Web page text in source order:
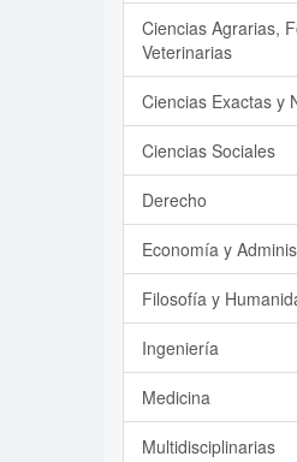
Ciencias Agrarias,
Veterinarias
Ciencias Exactas y
Ciencias Sociales
Derecho
Economía y
Filosofía y
Ingeniería
Medicina
Multidisciplinarias